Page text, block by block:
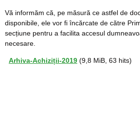
Vă informăm că, pe măsură ce astfel de
disponibile, ele vor fi încărcate de către
secțiune pentru a facilita accesul
necesare.
Arhiva-Achiziții-2019 (9,8 MiB, 63 hits)